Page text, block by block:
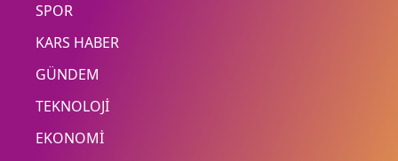
SPOR
KARS HABER
GÜNDEM
TEKNOLOJİ
EKONOMİ